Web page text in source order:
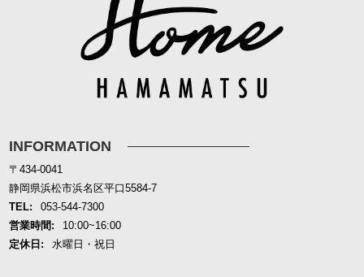
INFORMATION
〒434-0041
静岡県浜松市浜名区平口5584-7
TEL:
053-544-7300
営業時間:
10:00~16:00
定休日:
水曜日・祝日